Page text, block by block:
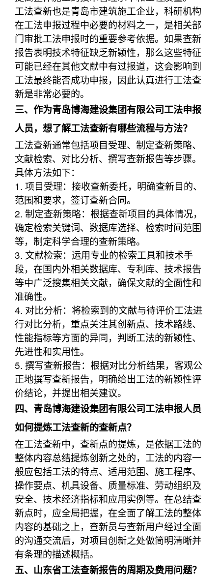
工法查新也是青岛市建筑施工企业，科研机构
在工法申报过程中必要的材料之一，是相关部
门审批工法申报时的重要参考依据。如果查新
报告表明技术特征缺乏新颖性，那么这些特征
可能已经在其他文献中有过报道，这会影响到
工法最终能否成功申报，因此认真进行工法查
新是非常必要的。
三、作为青岛博海建设集团有限公司工法申报
人员，想了解工法查新有哪些流程与方法？
工法查新通常包括项目受理、制定查新策略、
文献检索、对比分析、撰写查新报告等步骤。
具体方法如下：
1. 项目受理：接收查新委托，明确查新目的、
范围和要求，签订查新合同。
2. 制定查新策略：根据查新项目的具体情况，
确定检索关键词、数据库选择、检索时间范围
等，制定科学合理的查新策略。
3. 文献检索：运用专业的检索工具和技术手
段，在国内外相关数据库、专利库、技术报告
等中广泛搜集相关文献，确保文献的全面性和
准确性。
4. 对比分析：将检索到的文献与待评价工法进
行对比分析，重点关注其创新点、技术路线、
性能指标等方面的异同，判断工法的新颖性、
先进性和实用性。
5. 撰写查新报告：根据对比分析结果，客观公
正地撰写查新报告，明确给出工法的新颖性评
价结论，并提出相关建议。
四、青岛博海建设集团有限公司工法申报人员
如何提炼工法查新的查新点？
在工法查新中，查新点的提炼，是依据工法的
整体内容总结提炼创新之处的，工法的内容一
般应包括工法的特点、适用范围、施工程序、
操作要点、机具设备、质量标准、劳动组织及
安全、技术经济指标和应用实例等。在总结查
新点时，应全局把握，在全面了解工法的整体
内容的基础之上，查新员与查新用户经过全面
的沟通交流后，对项目创新之处做简明清晰并
有条理的描述概括。
五、山东省工法查新报告的周期及费用问题？